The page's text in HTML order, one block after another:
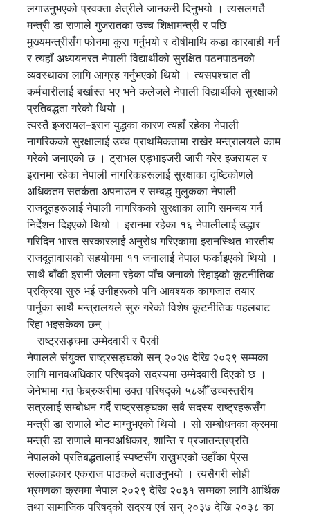
लगाउनुभएको प्रवक्ता क्षेत्रीले जानकरी दिनुभयो । त्यसलगत्तै
मन्त्री डा राणाले गुजरातका उच्च शिक्षामन्त्री र पछि
मुख्यमन्त्रीसँग फोनमा कुरा गर्नुभयो र दोषीमाथि कडा कारबाही गर्न
र त्यहाँ अध्ययनरत नेपाली विद्यार्थीको सुरक्षित पठनपाठनको
व्यवस्थाका लागि आग्रह गर्नुभएको थियो । त्यसपश्चात ती
कर्मचारीलाई बर्खास्त भए भने कलेजले नेपाली विद्यार्थीको सुरक्षाको
प्रतिबद्धता गरेको थियो ।
त्यस्तै इजरायल–इरान युद्धका कारण त्यहाँ रहेका नेपाली
नागरिकको सुरक्षालाई उच्च प्राथमिकतामा राखेर मन्त्रालयले काम
गरेको जनाएको छ । ट्राभल एड्भाइजरी जारी गरेर इजरायल र
इरानमा रहेका नेपाली नागरिकहरूलाई सुरक्षाका दृष्टिकोणले
अधिकतम सतर्कता अपनाउन र सम्बद्ध मुलुकका नेपाली
राजदूतहरूलाई नेपाली नागरिकको सुरक्षाका लागि समन्वय गर्न
निर्देशन दिइएको थियो । इरानमा रहेका १६ नेपालीलाई उद्धार
गरिदिन भारत सरकारलाई अनुरोध गरिएकामा इरानस्थित भारतीय
राजदूतावासको सहयोगमा ११ जनालाई नेपाल फर्काइएको थियो ।
साथै बाँकी इरानी जेलमा रहेका पाँच जनाको रिहाइको कूटनीतिक
प्रक्रिया सुरु भई उनीहरूको पनि आवश्यक कागजात तयार
पार्नुका साथै मन्त्रालयले सुरु गरेको विशेष कूटनीतिक पहलबाट
रिहा भइसकेका छन् ।
राष्ट्रसङ्घमा उम्मेदवारी र पैरवी
नेपालले संयुक्त राष्ट्रसङ्घको सन् २०२७ देखि २०२९ सम्मका
लागि मानवअधिकार परिषद्को सदस्यमा उम्मेदवारी दिएको छ ।
जेनेभामा गत फेब्रुअरीमा उक्त परिषद्को ५८औँ उच्चस्तरीय
सत्रलाई सम्बोधन गर्दै राष्ट्रसङ्घका सबै सदस्य राष्ट्रहरूसँग
मन्त्री डा राणाले भोट माग्नुभएको थियो । सो सम्बोधनका क्रममा
मन्त्री डा राणाले मानवअधिकार, शान्ति र प्रजातन्त्रप्रति
नेपालको प्रतिबद्धतालाई स्पष्टसँग राख्नुभएको उहाँका पे्रस
सल्लाहकार एकराज पाठकले बताउनुभयो । त्यसैगरी सोही
भ्रमणका क्रममा नेपाल २०२९ देखि २०३१ सम्मका लागि आर्थिक
तथा सामाजिक परिषद्को सदस्य एवं सन् २०३७ देखि २०३८ का